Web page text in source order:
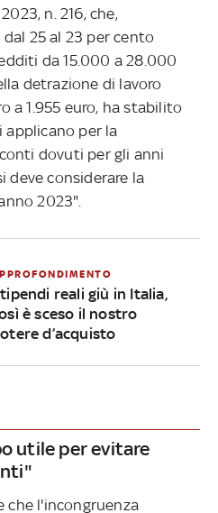
n. 216, che,
25 al 23 per cento
da 15.000 a 28.000
detrazione di lavoro
a 1.955 euro, ha stabilito
per la
dovuti per gli anni
deve considerare la
2023".
reali giù in Italia,
è sceso il nostro
d’acquisto
utile per evitare
che l'incongruenza